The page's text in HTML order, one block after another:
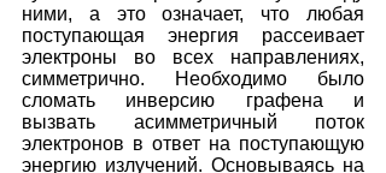
ними, а это означает, что любая
поступающая энергия рассеивает
электроны во всех направлениях,
симметрично. Необходимо было
сломать инверсию графена и
вызвать асимметричный поток
электронов в ответ на поступающую
энергию излучений. Основываясь на